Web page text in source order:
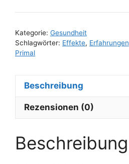
Kategorie: Gesundheit
Schlagwörter: Effekte, Erfahrungen
Primal
Beschreibung
Rezensionen (0)
Beschreibung